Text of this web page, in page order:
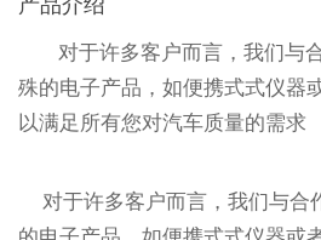
对于许多客户而言，我们与
殊的电子产品，如便携式式仪器
以满足所有您对汽车质量的需求
对于许多客户而言，我们与合